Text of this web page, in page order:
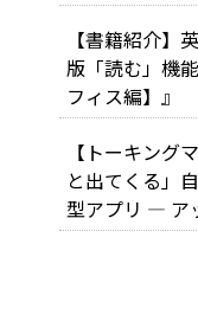
【書籍紹介】
版「読む」機
フィス編】』
【トーキング
と出てくる」
型アプリ ― ア